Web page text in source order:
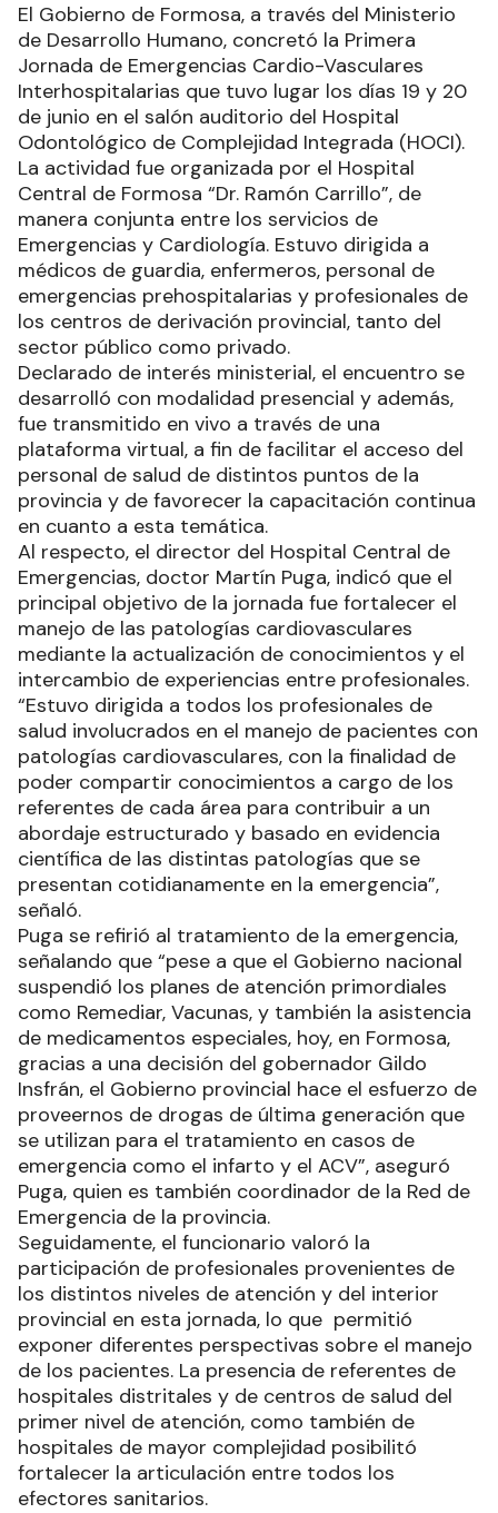
El Gobierno de Formosa, a través del Ministerio
de Desarrollo Humano, concretó la Primera
Jornada de Emergencias Cardio-Vasculares
Interhospitalarias que tuvo lugar los días 19 y 20
de junio en el salón auditorio del Hospital
Odontológico de Complejidad Integrada (HOCI).
La actividad fue organizada por el Hospital
Central de Formosa “Dr. Ramón Carrillo”, de
manera conjunta entre los servicios de
Emergencias y Cardiología. Estuvo dirigida a
médicos de guardia, enfermeros, personal de
emergencias prehospitalarias y profesionales de
los centros de derivación provincial, tanto del
sector público como privado.
Declarado de interés ministerial, el encuentro se
desarrolló con modalidad presencial y además,
fue transmitido en vivo a través de una
plataforma virtual, a fin de facilitar el acceso del
personal de salud de distintos puntos de la
provincia y de favorecer la capacitación continua
en cuanto a esta temática.
Al respecto, el director del Hospital Central de
Emergencias, doctor Martín Puga, indicó que el
principal objetivo de la jornada fue fortalecer el
manejo de las patologías cardiovasculares
mediante la actualización de conocimientos y el
intercambio de experiencias entre profesionales.
“Estuvo dirigida a todos los profesionales de
salud involucrados en el manejo de pacientes con
patologías cardiovasculares, con la finalidad de
poder compartir conocimientos a cargo de los
referentes de cada área para contribuir a un
abordaje estructurado y basado en evidencia
científica de las distintas patologías que se
presentan cotidianamente en la emergencia”,
señaló.
Puga se refirió al tratamiento de la emergencia,
señalando que “pese a que el Gobierno nacional
suspendió los planes de atención primordiales
como Remediar, Vacunas, y también la asistencia
de medicamentos especiales, hoy, en Formosa,
gracias a una decisión del gobernador Gildo
Insfrán, el Gobierno provincial hace el esfuerzo de
proveernos de drogas de última generación que
se utilizan para el tratamiento en casos de
emergencia como el infarto y el ACV”, aseguró
Puga, quien es también coordinador de la Red de
Emergencia de la provincia.
Seguidamente, el funcionario valoró la
participación de profesionales provenientes de
los distintos niveles de atención y del interior
provincial en esta jornada, lo que permitió
exponer diferentes perspectivas sobre el manejo
de los pacientes. La presencia de referentes de
hospitales distritales y de centros de salud del
primer nivel de atención, como también de
hospitales de mayor complejidad posibilitó
fortalecer la articulación entre todos los
efectores sanitarios.